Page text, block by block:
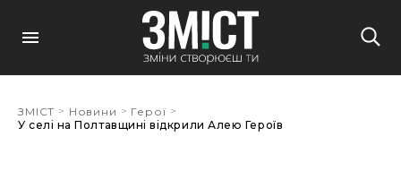
ЗМІСТ > Новини > Герої >
У селі на Полтавщині відкрили Алею Героїв